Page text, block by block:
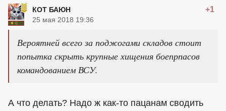
КОТ БАЮН +1
25 мая 2018 19:36
Вероятней всего за поджогами складов стоит
попытка скрыть крупные хищения боепрпасов
командованием ВСУ.
А что делать? Надо ж как-то пацанам сводить